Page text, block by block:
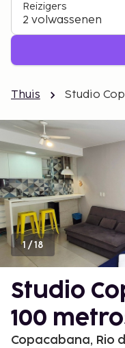
Reizigers
2 volwassenen
Thuis Studio
1 /18
Studio
100
Copacabana, Rio